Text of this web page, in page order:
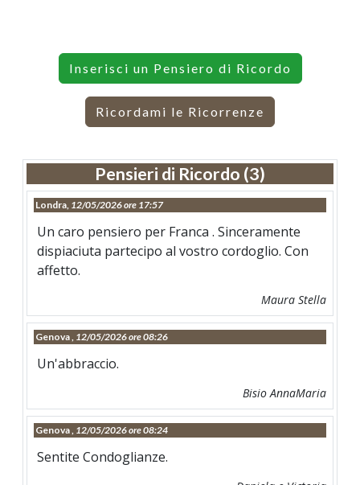
Inserisci un Pensiero di Ricordo
Ricordami le Ricorrenze
Pensieri di Ricordo (3)
Londra, 12/05/2026 ore 17:57
Un caro pensiero per Franca . Sinceramente
dispiaciuta partecipo al vostro cordoglio. Con
affetto.
Maura Stella
Genova , 12/05/2026 ore 08:26
Un'abbraccio.
Bisio AnnaMaria
Genova , 12/05/2026 ore 08:24
Sentite Condoglianze.